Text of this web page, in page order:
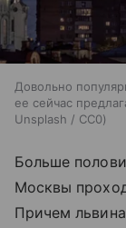
Довольно
ее сейчас
Unsplash / CC0
Больше
Москвы
Причем